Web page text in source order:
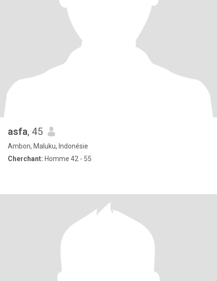
asfa, 45
Ambon, Maluku, Indonésie
Cherchant: Homme 42 - 55